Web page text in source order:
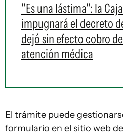
"Es una lástima": la
impugnará el decreto
dejó sin efecto cobro
atención médica
El trámite puede
formulario en el sitio web